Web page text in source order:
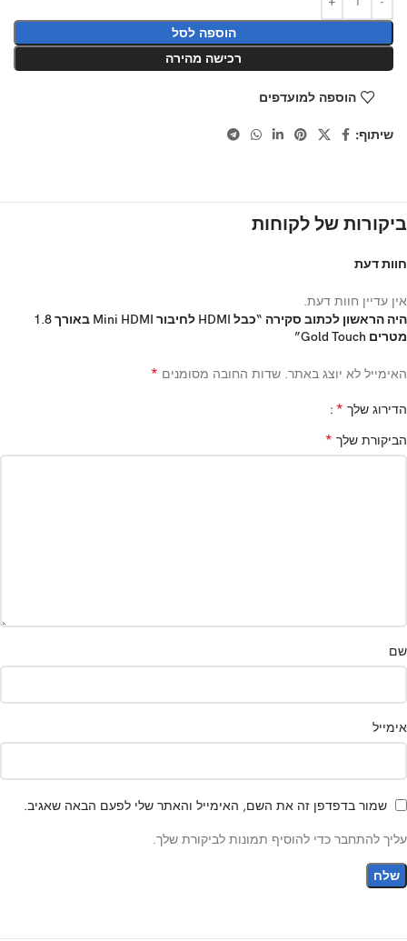
הוספה לסל
רכישה מהירה
הוספה למועדפים
שיתוף:
ביקורות של לקוחות
חוות דעת
אין עדיין חוות דעת.
היה הראשון לכתוב סקירה “כבל HDMI לחיבור Mini HDMI באורך 1.8
מטרים Gold Touch”
האימייל לא יוצג באתר. שדות החובה מסומנים *
הדירוג שלך *
הביקורת שלך *
שם
אימייל
שמור בדפדפן זה את השם, האימייל והאתר שלי לפעם הבאה שאגיב.
עליך להתחבר כדי להוסיף תמונות לביקורת שלך.